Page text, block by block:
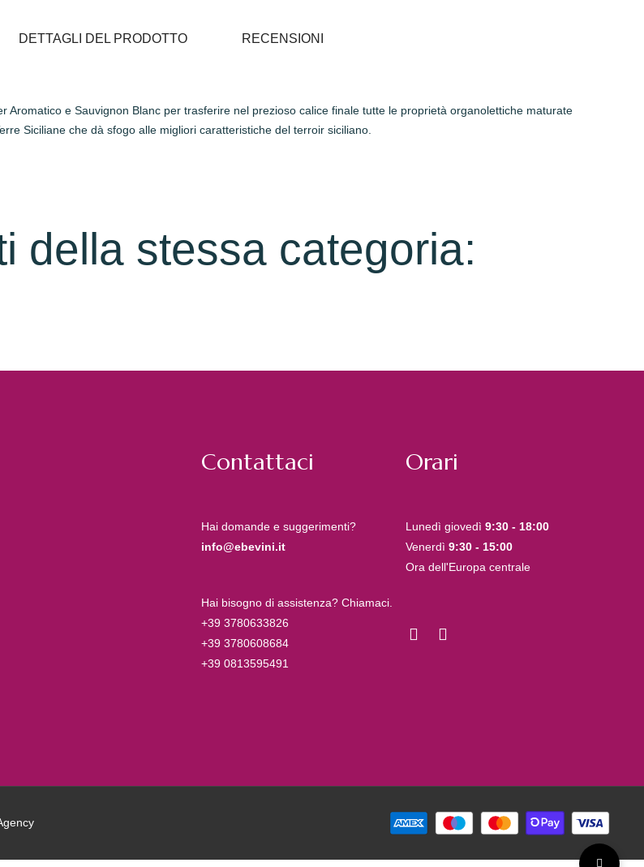
DETTAGLI DEL PRODOTTO RECENSIONI
e Sauvignon Blanc per trasferire nel prezioso calice finale tutte le proprietà organolettiche maturate
Siciliane che dà sfogo alle migliori caratteristiche del terroir siciliano.
della stessa categoria:
Contattaci
Hai domande e suggerimenti?
info@ebevini.it
Hai bisogno di assistenza? Chiamaci.
+39 3780633826
+39 3780608684
+39 0813595491
Orari
Lunedì giovedì 9:30 - 18:00
Venerdì 9:30 - 15:00
Ora dell'Europa centrale